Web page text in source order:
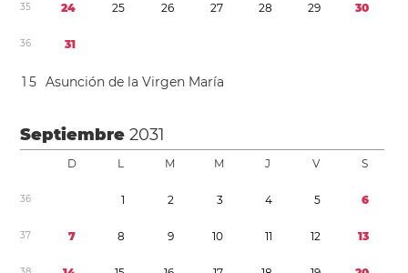
35 24 25 26 27 28 29 30
36 31
1 5 Asunción de la Virgen María
Septiembre2031
D L M M J V S
36 1 2 3 4 5 6
37 7 8 9 10 11 12 13